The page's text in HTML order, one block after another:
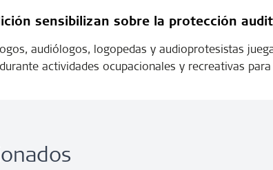
sensibilizan sobre la protección
audiólogos, logopedas y audioprotesistas
actividades ocupacionales y recreativas